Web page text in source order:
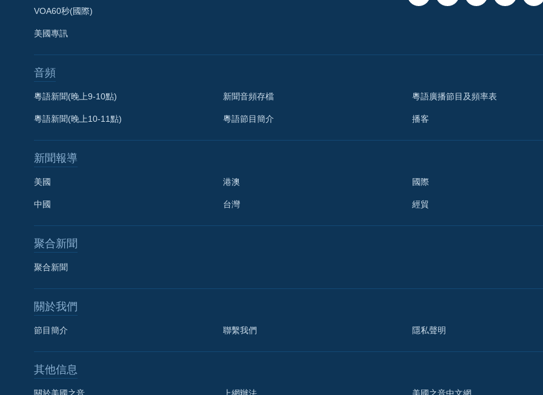
VOA60秒(國際)
美國專訊
音頻
粵語新聞(晚上9-10點)
粵語新聞(晚上10-11點)
新聞音頻存檔
粵語節目簡介
粵語廣播節目及頻率表
播客
新聞報導
美國
中國
港澳
台灣
國際
經貿
聚合新聞
聚合新聞
關於我們
節目簡介 聯繫我們 隱私聲明
其他信息